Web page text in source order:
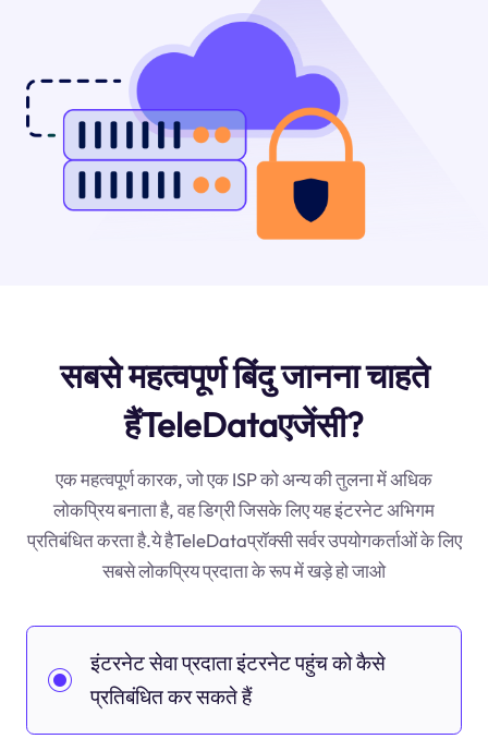
सबसे महत्वपूर्ण बिंदु जानना चाहते
हैंTeleDataएजेंसी?
एक महत्वपूर्ण कारक, जो एक ISP को अन्य की तुलना में अधिक
लोकप्रिय बनाता है, वह डिग्री जिसके लिए यह इंटरनेट अभिगम
प्रतिबंधित करता है.ये हैTeleDataप्रॉक्सी सर्वर उपयोगकर्ताओं के लिए
सबसे लोकप्रिय प्रदाता के रूप में खड़े हो जाओ
इंटरनेट सेवा प्रदाता इंटरनेट पहुंच को कैसे
प्रतिबंधित कर सकते हैं